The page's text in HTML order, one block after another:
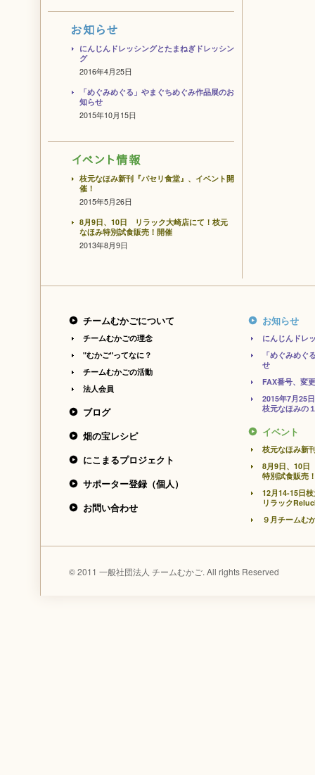
にんじんドレッシングとたまねぎドレッシン
グ
2016年4月25日
「めぐみめぐる」やまぐちめぐみ作品展のお
知らせ
2015年10月15日
枝元なほみ新刊『パセリ食堂』、イベント開
催！
2015年5月26日
8月9日、10日 リラック大崎店にて！枝元
なほみ特別試食販売！開催
2013年8月9日
チームむかごについて
チームむかごの理念
"むかご"ってなに？
チームむかごの活動
法人会員
ブログ
畑の宝レシピ
にこまるプロジェクト
サポーター登録（個人）
お問い合わせ
お知らせ
にんじんドレ
「めぐみめぐ
せ
FAX番号、変
2015年7月25
枝元なほみの
イベント
枝元なほみ新
8月9日、10日
特別試食販売
12月14-15日
リラック
９月チームむ
© 2011 一般社団法人 チームむかご. All rights Reserved